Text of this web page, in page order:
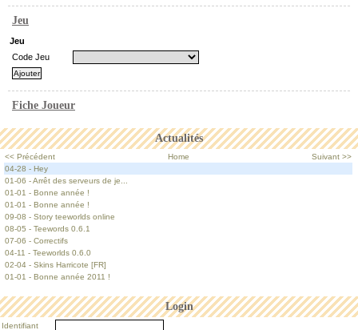
Actualités
<< Précédent Home
Suivant >>
04-28 - Hey
01-06 - Arrêt des serveurs de je...
01-01 - Bonne année !
01-01 - Bonne année !
09-08 - Story teeworlds online
08-05 - Teewords 0.6.1
07-06 - Correctifs
04-11 - Teeworlds 0.6.0
02-04 - Skins Harricote [FR]
01-01 - Bonne année 2011 !
Login
Identifiant
Jeu
Jeu
Code Jeu
Fiche Joueur